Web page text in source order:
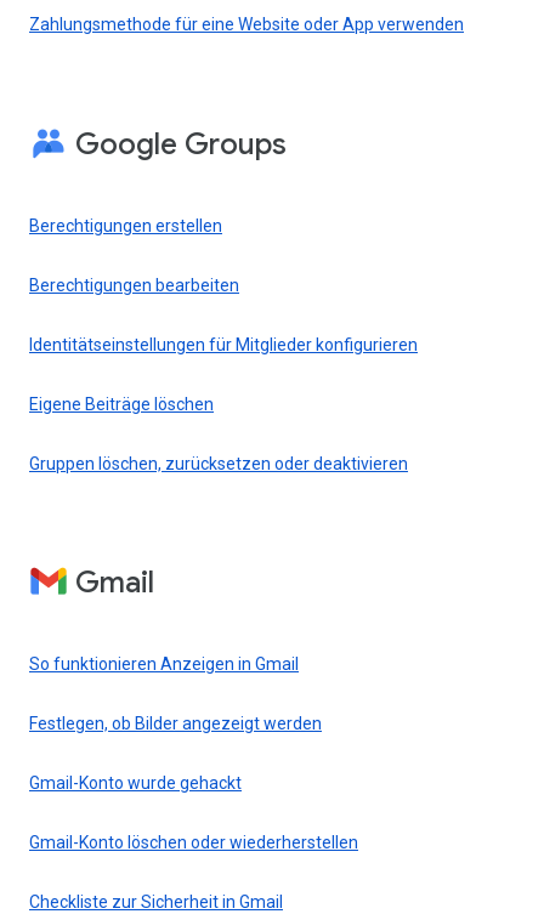
Zahlungsmethode für eine Website oder App verwenden
Google Groups
Berechtigungen erstellen
Berechtigungen bearbeiten
Identitätseinstellungen für Mitglieder konfigurieren
Eigene Beiträge löschen
Gruppen löschen, zurücksetzen oder deaktivieren
Gmail
So funktionieren Anzeigen in Gmail
Festlegen, ob Bilder angezeigt werden
Gmail-Konto wurde gehackt
Gmail-Konto löschen oder wiederherstellen
Checkliste zur Sicherheit in Gmail